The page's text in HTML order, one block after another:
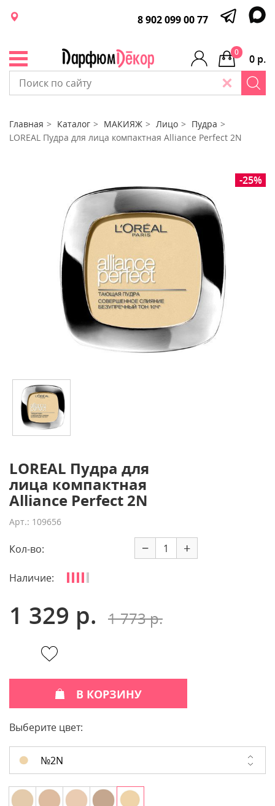
8 902 099 00 77
0 р.
0
Главная Каталог МАКИЯЖ Лицо
Пудра
LOREAL Пудра для лица компактная Alliance Perfect 2N
-25%
LOREAL Пудра для
лица компактная
Alliance Perfect 2N
Арт.: 109656
Кол-во: − +
Наличие:
1 329 р. 1 773 р.
В КОРЗИНУ
Выберите цвет:
№2N